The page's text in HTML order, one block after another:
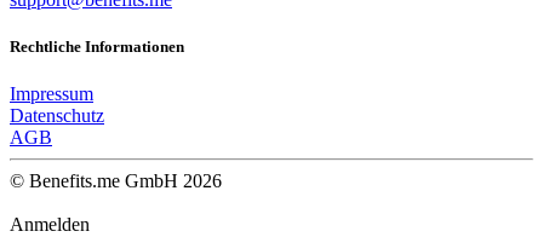
Rechtliche Informationen
Impressum
Datenschutz
AGB
© Benefits.me GmbH 2026
Anmelden